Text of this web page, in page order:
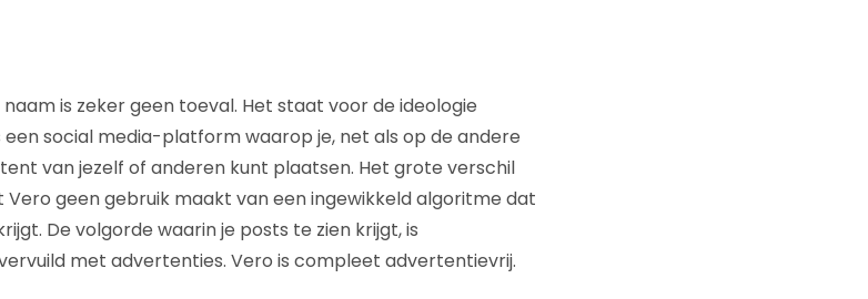
naam is zeker geen toeval. Het staat voor de ideologie
een social media-platform waarop je, net als op de andere
van jezelf of anderen kunt plaatsen. Het grote verschil
geen gebruik maakt van een ingewikkeld algoritme dat
De volgorde waarin je posts te zien krijgt, is
met advertenties. Vero is compleet advertentievrij.